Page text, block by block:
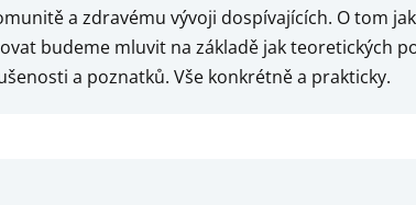
a zdravému vývoji dospívajících. O tom jak
budeme mluvit na základě jak teoretických
a poznatků. Vše konkrétně a prakticky.